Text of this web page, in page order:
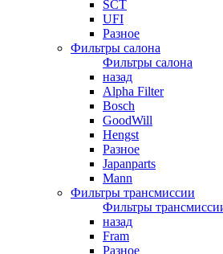
SCT
UFI
Разное
Фильтры салона
Фильтры салона
назад
Alpha Filter
Bosch
GoodWill
Hengst
Разное
Japanparts
Mann
Фильтры трансмиссии
Фильтры
назад
Fram
Разное